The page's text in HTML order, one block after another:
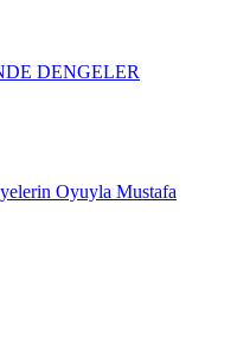
DENGELER
Oyuyla Mustafa